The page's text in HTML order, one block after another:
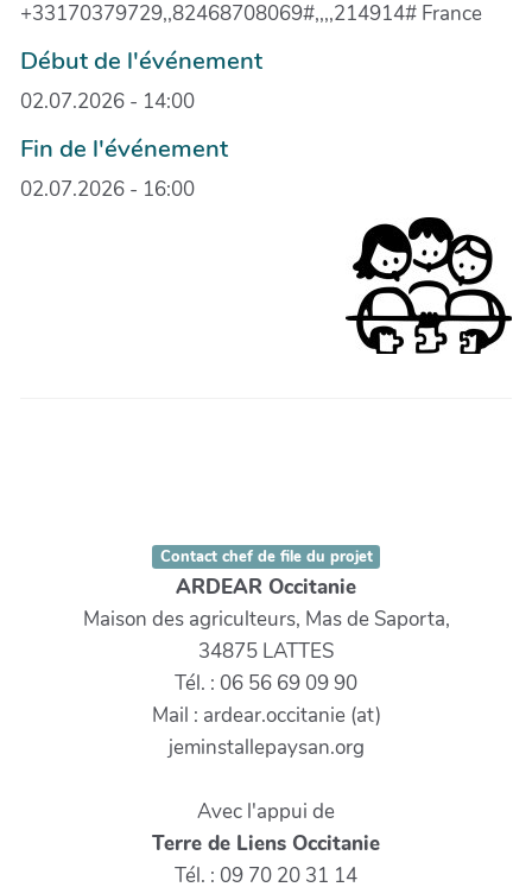
+33170379729,,82468708069#,,,,214914# France
Début de l'événement
02.07.2026 - 14:00
Fin de l'événement
02.07.2026 - 16:00
Contact chef de file du projet
ARDEAR Occitanie
Maison des agriculteurs, Mas de Saporta,
34875 LATTES
Tél. : 06 56 69 09 90
Mail : ardear.occitanie (at)
jeminstallepaysan.org
Avec l'appui de
Terre de Liens Occitanie
Tél. : 09 70 20 31 14